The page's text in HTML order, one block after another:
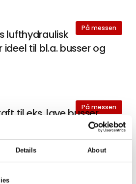
Details About
På messen
lufthydraulisk
til bl.a. busser og
På messen
til eks. lave busser
med lav frihøjde
som er idéel til